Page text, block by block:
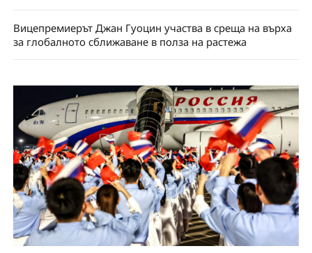
Вицепремиерът Джан Гуоцин участва в среща на върха
за глобалното сближаване в полза на растежа